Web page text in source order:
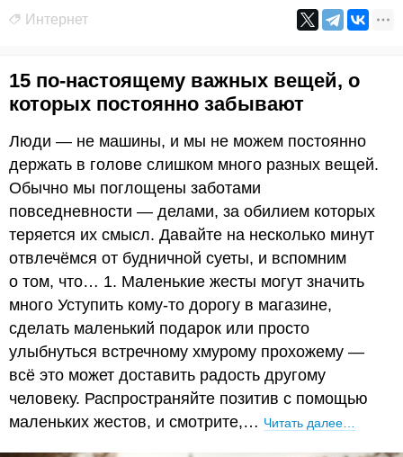
Интернет
15 по-настоящему важных вещей, о
которых постоянно забывают
Люди — не машины, и мы не можем постоянно
держать в голове слишком много разных вещей.
Обычно мы поглощены заботами
повседневности — делами, за обилием которых
теряется их смысл. Давайте на несколько минут
отвлечёмся от будничной суеты, и вспомним
о том, что… 1. Маленькие жесты могут значить
много Уступить кому-то дорогу в магазине,
сделать маленький подарок или просто
улыбнуться встречному хмурому прохожему —
всё это может доставить радость другому
человеку. Распространяйте позитив с помощью
маленьких жестов, и смотрите,… Читать далее…